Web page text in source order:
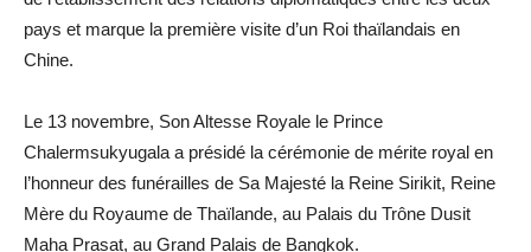
pays et marque la première visite d’un Roi thaïlandais en
Chine.
Le 13 novembre, Son Altesse Royale le Prince
Chalermsukyugala a présidé la cérémonie de mérite royal en
l’honneur des funérailles de Sa Majesté la Reine Sirikit, Reine
Mère du Royaume de Thaïlande, au Palais du Trône Dusit
Maha Prasat, au Grand Palais de Bangkok.